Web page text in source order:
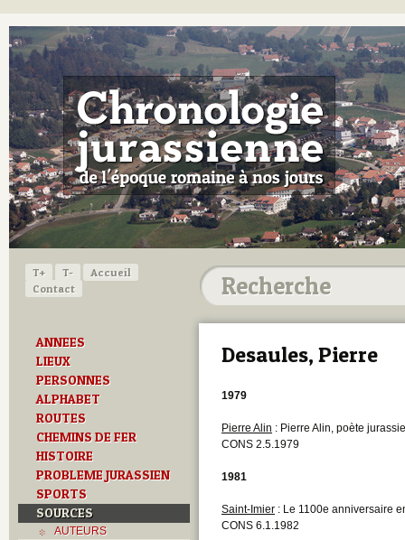
T+ T-
Accueil
Contact
ANNEES
LIEUX
PERSONNES
ALPHABET
ROUTES
CHEMINS DE FER
HISTOIRE
PROBLEME JURASSIEN
SPORTS
SOURCES
AUTEURS
Desaules, Pierre
1979
Pierre Alin : Pierre Alin, poète
CONS 2.5.1979
1981
Saint-Imier : Le 1100e anniversaire
CONS 6.1.1982